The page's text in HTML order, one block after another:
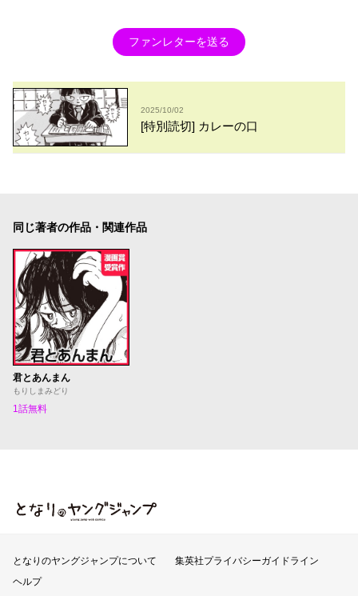
ファンレターを送る
2025/10/02
[特別読切] カレーの口
同じ著者の作品・関連作品
君とあんまん
もりしまみどり
1話無料
となりのヤングジャンプ
となりのヤングジャンプについて
集英社プライバシーガイドライン
ヘルプ